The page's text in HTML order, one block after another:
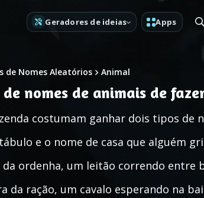
Geradores de ideias Apps
de Nomes Aleatórios Animal
de nomes de animais de
costumam ganhar dois tipos de
e o nome de casa que alguém
ordenha, um leitão correndo entre
da ração, um cavalo esperando na